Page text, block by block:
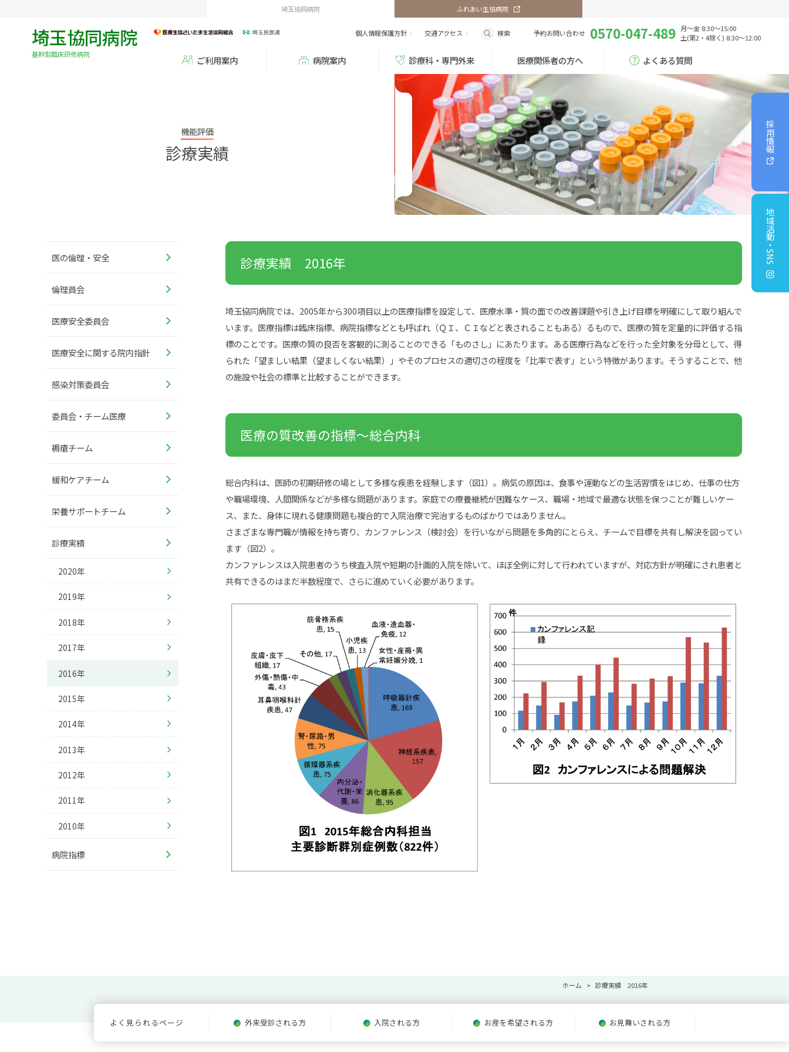
埼玉協同病院 ふれあい生協病院
埼玉協同病院
基幹型臨床研修病院
個人情報保護方針 交通アクセス 検索 予約お問い合わせ 0570-047-489 月～金 8:30～15:00
土(第2・4除く) 8:30～12:00
ご利用案内 病院案内 診療科・専門外来 医療関係者の方へ よくある質問
採用情報
地域活動・SNS
機能評価
診療実績
医の倫理・安全
倫理員会
医療安全委員会
医療安全に関する院内指針
感染対策委員会
委員会・チーム医療
褥瘡チーム
緩和ケアチーム
栄養サポートチーム
診療実績
2020年
2019年
2018年
2017年
2016年
2015年
2014年
2013年
2012年
2011年
2010年
病院指標
診療実績 2016年
埼玉協同病院では、2005年から300項目以上の医療指標を設定して、医療水準・質の面での改善課題や引き上げ目標を明確にして取り組んで
います。医療指標は臨床指標、病院指標などとも呼ばれ（ＱＩ、ＣＩなどと表されることもある）るもので、医療の質を定量的に評価する指
標のことです。医療の質の良否を客観的に測ることのできる「ものさし」にあたります。ある医療行為などを行った全対象を分母として、得
られた「望ましい結果（望ましくない結果）」やそのプロセスの適切さの程度を「比率で表す」という特徴があります。そうすることで、他
の施設や社会の標準と比較することができます。
医療の質改善の指標～総合内科
総合内科は、医師の初期研修の場として多様な疾患を経験します（図1）。病気の原因は、食事や運動などの生活習慣をはじめ、仕事の仕方
や職場環境、人間関係などが多様な問題があります。家庭での療養継続が困難なケース、職場・地域で最適な状態を保つことが難しいケー
ス、また、身体に現れる健康問題も複合的で入院治療で完治するものばかりではありません。
さまざまな専門職が情報を持ち寄り、カンファレンス（検討会）を行いながら問題を多角的にとらえ、チームで目標を共有し解決を図ってい
ます（図2）。
カンファレンスは入院患者のうち検査入院や短期の計画的入院を除いて、ほぼ全例に対して行われていますが、対応方針が明確にされ患者と
共有できるのはまだ半数程度で、さらに進めていく必要があります。
ホーム 診療実績 2016年
よく見られるページ 外来受診される方 入院される方 お産を希望される方 お見舞いされる方